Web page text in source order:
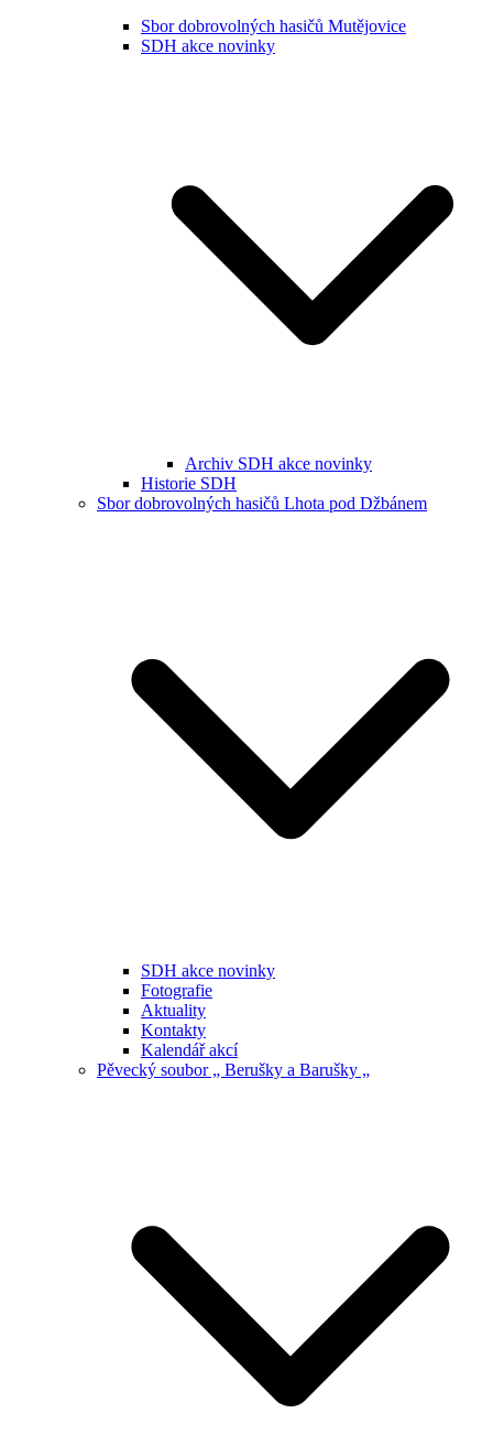
Sbor dobrovolných hasičů Mutějovice
SDH akce novinky
Archiv SDH akce novinky
Historie SDH
Sbor dobrovolných hasičů Lhota pod Džbánem
SDH akce novinky
Fotografie
Aktuality
Kontakty
Kalendář akcí
Pěvecký soubor „ Berušky a Barušky „